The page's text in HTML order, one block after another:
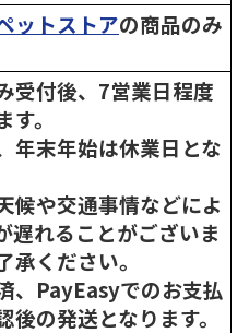
ットストアの商品のみ
受付後、7営業日程度
。
年末年始は休業日とな
候や交通事情などによ
遅れることがございま
承ください。
、PayEasyでのお支払
後の発送となります。